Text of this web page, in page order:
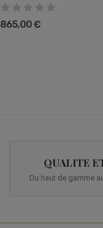
865,00 €
QUALITE
Du haut de gamme